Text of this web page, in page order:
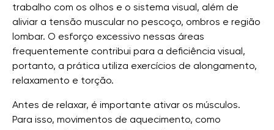
trabalho com os olhos e o sistema visual, além de
aliviar a tensão muscular no pescoço, ombros e região
lombar. O esforço excessivo nessas áreas
frequentemente contribui para a deficiência visual,
portanto, a prática utiliza exercícios de alongamento,
relaxamento e torção.
Antes de relaxar, é importante ativar os músculos.
Para isso, movimentos de aquecimento, como